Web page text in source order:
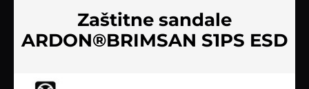
Zaštitne sandale
ARDON®BRIMSAN S1PS ESD